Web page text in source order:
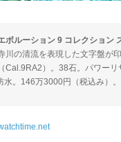
ボルーション 9 コレクション
川の清流を表現した文字盤が
Cal.9RA2）。38石。パワー
。146万3000円（税込み）。